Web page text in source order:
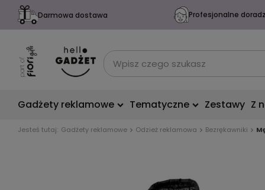
Darmowa dostawa Profesjonalne
Gadżety reklamowe Tematyczne Zestawy Z
Jesteś tutaj: Gadżety reklamowe Odzież reklamowa Bezrękawniki